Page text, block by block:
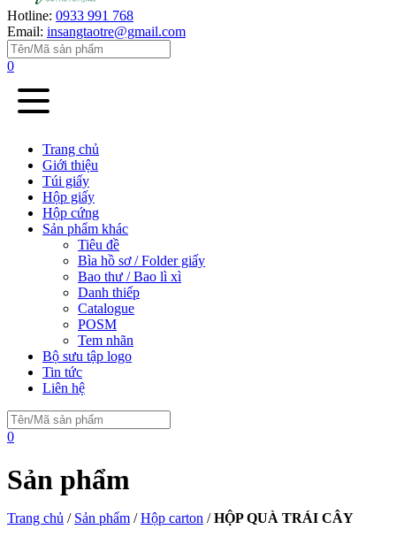
Hotline: 0933 991 768
Email: insangtaotre@gmail.com
0
Trang chủ
Giới thiệu
Túi giấy
Hộp giấy
Hộp cứng
Sản phẩm khác
Tiêu đề
Bìa hồ sơ / Folder giấy
Bao thư / Bao lì xì
Danh thiếp
Catalogue
POSM
Tem nhãn
Bộ sưu tập logo
Tin tức
Liên hệ
0
Sản phẩm
Trang chủ / Sản phẩm /Hộp carton /HỘP QUÀ TRÁI CÂY